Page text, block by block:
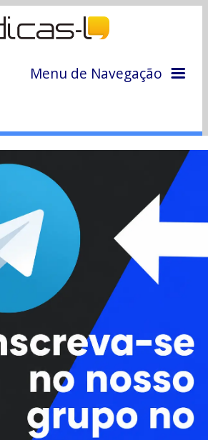
Menu de Navegação
Colunas
Colaboradores
Cursos
Enviar Dica